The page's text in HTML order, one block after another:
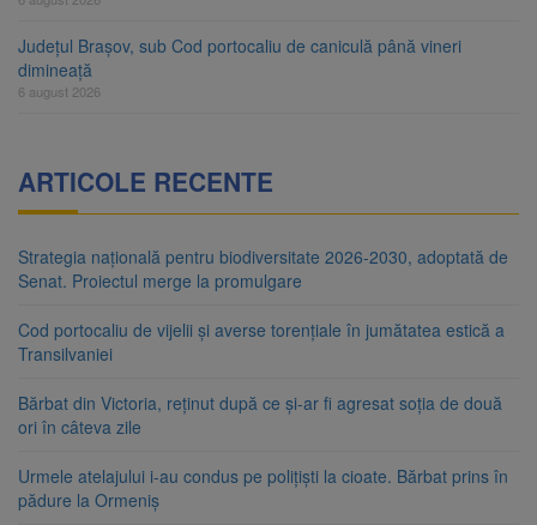
Județul Brașov, sub Cod portocaliu de caniculă până vineri
dimineață
6 august 2026
ARTICOLE RECENTE
Strategia națională pentru biodiversitate 2026-2030, adoptată de
Senat. Proiectul merge la promulgare
Cod portocaliu de vijelii și averse torențiale în jumătatea estică a
Transilvaniei
Bărbat din Victoria, reținut după ce și-ar fi agresat soția de două
ori în câteva zile
Urmele atelajului i-au condus pe polițiști la cioate. Bărbat prins în
pădure la Ormeniș